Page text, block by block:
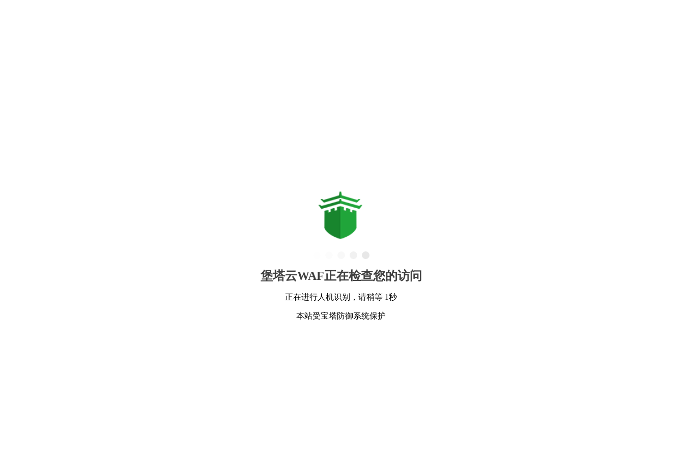
堡塔云WAF正在检查您的访问
正在进行人机识别，请稍等 1秒
本站受宝塔防御系统保护